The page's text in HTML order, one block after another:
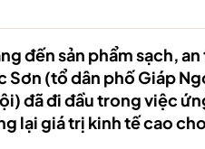
đến sản phẩm sạch,
Sơn (tổ dân phố Giáp
đã đi đầu trong việc
lại giá trị kinh tế cao